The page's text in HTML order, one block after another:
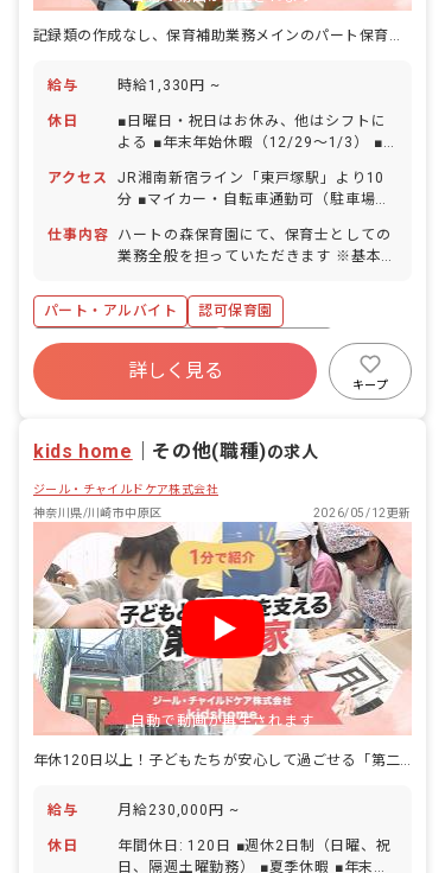
記録類の作成なし、保育補助業務メインのパート保育士を募集！経験不問
給与 時給1,330円 ~
休日
■日曜日・祝日はお休み、他はシフトに
よる ■年末年始休暇（12/29～1/3） ■
日単位での取得可能／有給休暇を使って
5日以上の連休も取得可能） ■慶弔休暇
■出産前後・育児休暇（取得率100％・
復帰率100%） ■介護休暇・看護休暇
アクセス
JR湘南新宿ライン「東戸塚駅」より10
分 ■マイカー・自転車通勤可（駐車場は
仕事内容
ハートの森保育園にて、保育士としての
業務全般を担っていただきます ※基本的
具体的な仕事内容 ・保育補助 ・個別日
誌 ・ 配膳 ・連絡帳 など
パート・アルバイト
認可保育園
寮・住宅・家賃補助あり
社会保険完備
福利厚生充実
退職金制度
詳しく見る
キープ
kids home その他(職種)の求人
ジール・チャイルドケア株式会社
神奈川県/川崎市中原区
2026/05/12更新
自動で動画が再生されます
給与 月給230,000円 ~
休日
年間休日: 120日 ■週休2日制（日曜、祝
日、隔週土曜勤務） ■夏季休暇 ■年末年